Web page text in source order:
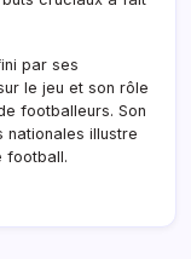
par ses
le jeu et son rôle
footballeurs. Son
illustre
football.